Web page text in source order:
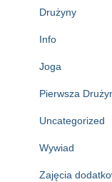
Drużyny
Info
Joga
Pierwsza
Uncategorized
Wywiad
Zajęcia